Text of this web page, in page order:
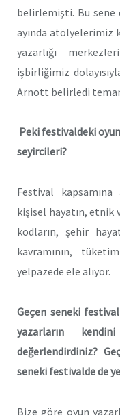
belirlemişti. Bu sene
ayında atölyelerimiz
yazarlığı
işbirliğimiz
Arnott belirledi
Peki festivaldeki
seyircileri?
Festival
kişisel hayatın, etnik
kodların, şehir
kavramının,
yelpazede ele alıyor.
Geçen seneki
yazarların
değerlendirdiniz?
seneki festivalde de
Bize göre oyun